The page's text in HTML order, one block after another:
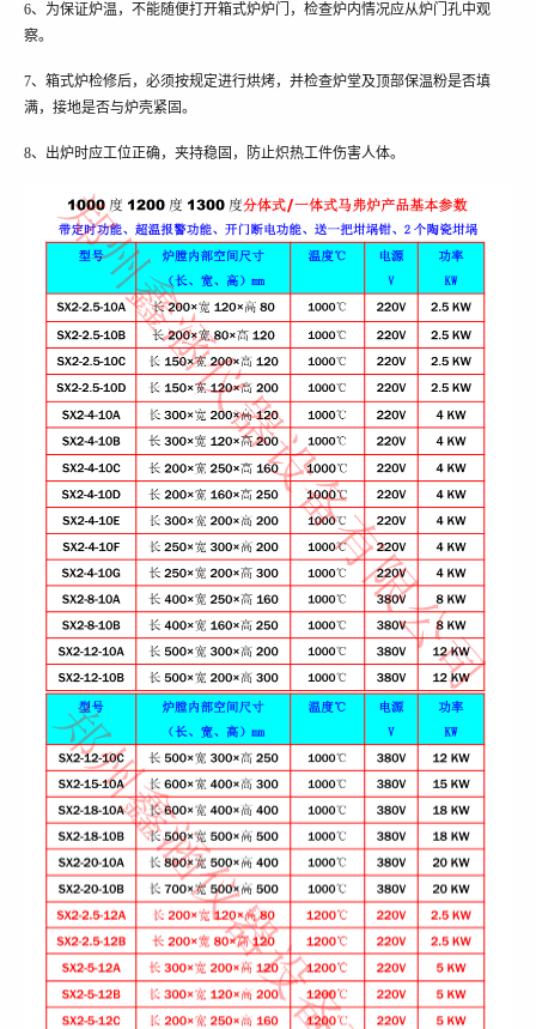
6、 为保证炉温，不能随便打开箱式炉炉门，检查炉内情况应从炉门孔中观
察。
7、 箱式炉检修后，必须按规定进行烘烤，并检查炉堂及顶部保温粉是否填
满，接地是否与炉壳紧固。
8、 出炉时应工位正确，夹持稳固，防止炽热工件伤害人体。